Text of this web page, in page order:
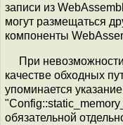
записи из
могут размещаться
компоненты
При
качестве обходных
упоминается
обязательной